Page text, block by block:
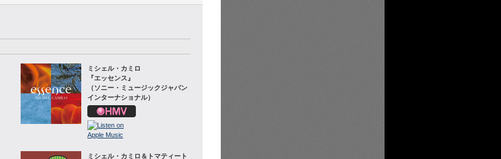
ミシェル・カミロ
『エッセンス』
（ソニー・ミュージックジャパン
インターナショナル）
ミシェル・カミロ＆トマティート